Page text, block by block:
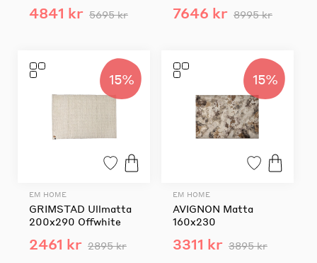
4841 kr 5695 kr 7646 kr 8995 kr
15%
EM HOME
GRIMSTAD Ullmatta
200x290 Offwhite
2461 kr 2895 kr
15%
EM HOME
AVIGNON Matta
160x230
3311 kr 3895 kr